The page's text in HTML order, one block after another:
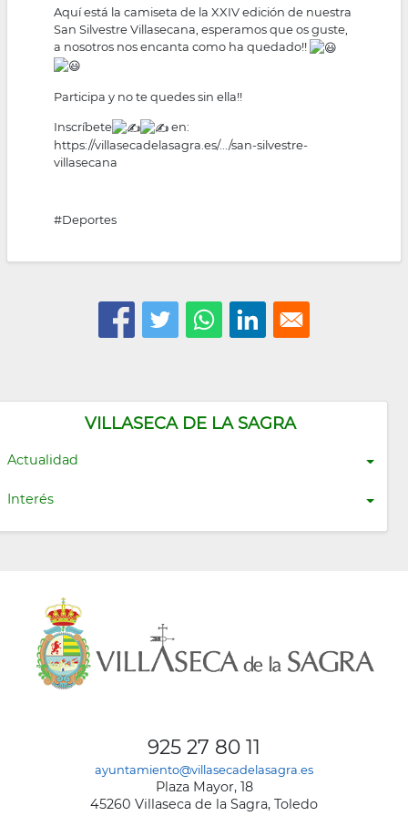
VILLASECA DE LA SAGRA
Actualidad
Interés
Aquí está la camiseta de la XXIV edición de nuestra
San Silvestre Villasecana, esperamos que os guste,
a nosotros nos encanta como ha quedado!!
Participa y no te quedes sin ella!!
Inscríbete
en:
https://villasecadelasagra.es/.../san-silvestre-
villasecana
#Deportes
925 27 80 11
ayuntamiento@villasecadelasagra.es
Plaza Mayor, 18
45260 Villaseca de la Sagra, Toledo